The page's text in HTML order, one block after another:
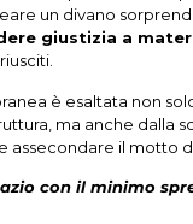
un divano
giustizia a
è esaltata non
ma anche dalla
assecondare il motto
con il minimo